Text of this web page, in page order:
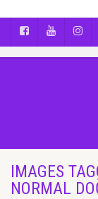
IMAGES
NORMAL